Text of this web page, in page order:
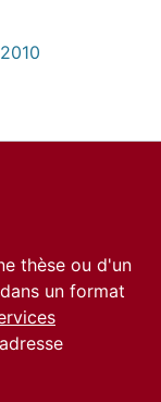
thèse ou d'un
un format